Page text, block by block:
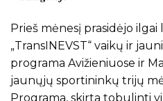
Prieš mėnesį prasidėjo
„TransINEVST“ vaikų ir
programa Avižieniuose ir
jaunųjų sportininkų trijų
Programa, skirta tobulinti